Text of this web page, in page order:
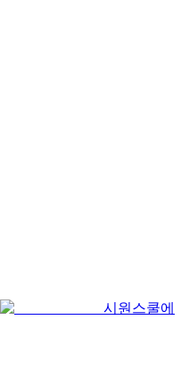
시원스쿨에